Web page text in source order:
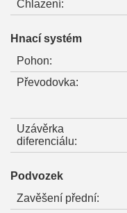
Chlazení:
Hnací systém
Pohon:
Převodovka:
Uzávěrka
diferenciálu:
Podvozek
Zavěšení přední: